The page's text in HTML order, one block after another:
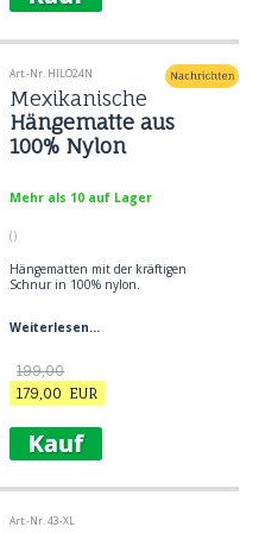
zwei-farbig wie auf dem Bild und
Größe. Robuste Netzhängematte aus
Hängematte aus starkem, kräftigem
Faden.
Art.-Nr. HILO24N
Mexikanische
Hängematte aus
100% Nylon
Mehr als 10 auf Lager
()
Hängematten mit der kräftigen
Schnur in 100% nylon.
Weiterlesen...
199,00
179,00 EUR
Art.-Nr. 43-XL